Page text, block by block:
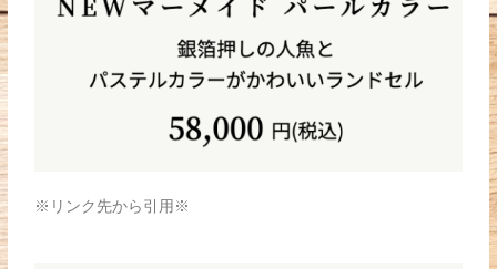
※リンク先から引用※